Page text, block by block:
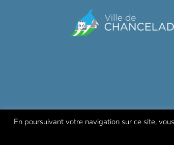
En poursuivant votre navigation sur ce site,